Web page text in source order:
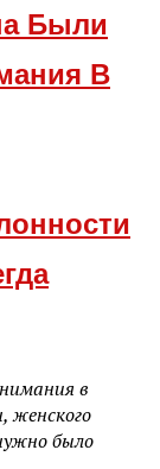
Были
В
в
женского
было